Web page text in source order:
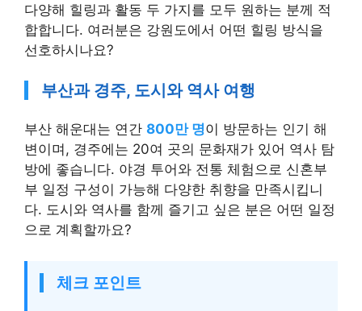
다양해 힐링과 활동 두 가지를 모두 원하는 분께 적
합합니다. 여러분은 강원도에서 어떤 힐링 방식을
선호하시나요?
부산과 경주, 도시와 역사 여행
부산 해운대는 연간 800만 명이 방문하는 인기 해
변이며, 경주에는 20여 곳의 문화재가 있어 역사 탐
방에 좋습니다. 야경 투어와 전통 체험으로 신혼부
부 일정 구성이 가능해 다양한 취향을 만족시킵니
다. 도시와 역사를 함께 즐기고 싶은 분은 어떤 일정
으로 계획할까요?
체크 포인트